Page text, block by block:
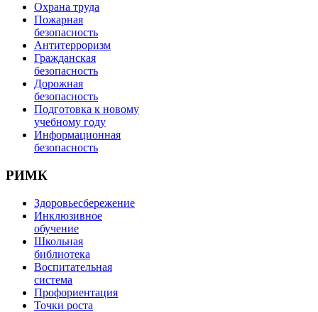
Охрана труда
Пожарная
безопасность
Антитерроризм
Гражданская
безопасность
Дорожная
безопасность
Подготовка к новому
учебному году
Информационная
безопасность
РИМК
Здоровьесбережение
Инклюзивное
обучение
Школьная
библиотека
Воспитательная
система
Профориентация
Точки роста